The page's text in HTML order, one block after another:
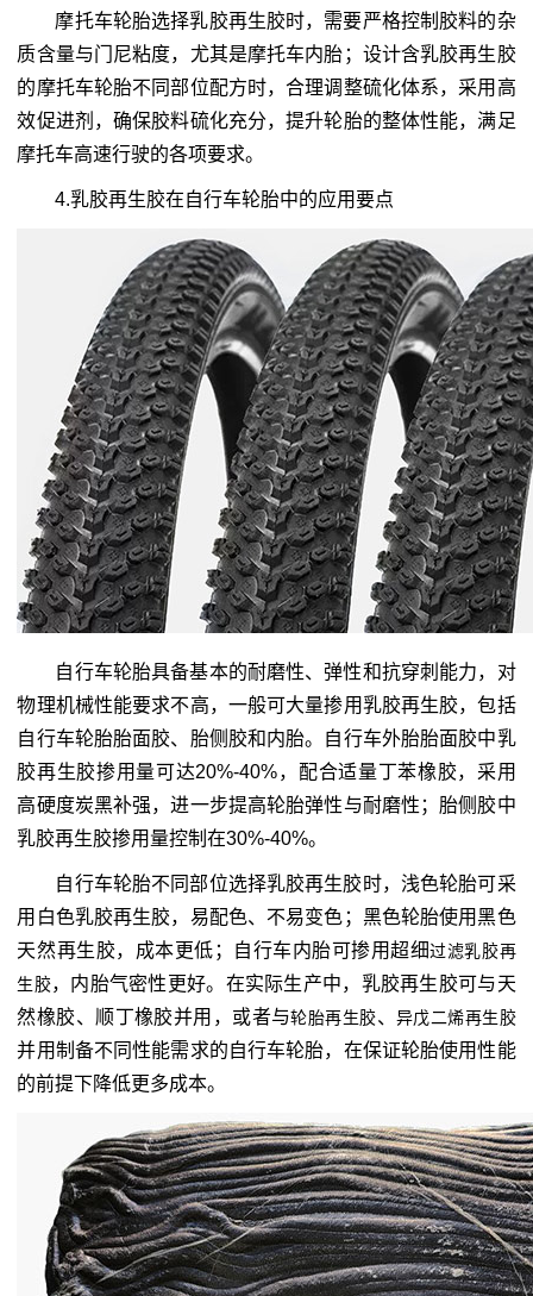
摩托车轮胎选择乳胶再生胶时，需要严格控制胶料的杂
质含量与门尼粘度，尤其是摩托车内胎；设计含乳胶再生胶
的摩托车轮胎不同部位配方时，合理调整硫化体系，采用高
效促进剂，确保胶料硫化充分，提升轮胎的整体性能，满足
摩托车高速行驶的各项要求。
4.乳胶再生胶在自行车轮胎中的应用要点
自行车轮胎具备基本的耐磨性、弹性和抗穿刺能力，对
物理机械性能要求不高，一般可大量掺用乳胶再生胶，包括
自行车轮胎胎面胶、胎侧胶和内胎。自行车外胎胎面胶中乳
胶再生胶掺用量可达20%-40%，配合适量丁苯橡胶，采用
高硬度炭黑补强，进一步提高轮胎弹性与耐磨性；胎侧胶中
乳胶再生胶掺用量控制在30%-40%。
自行车轮胎不同部位选择乳胶再生胶时，浅色轮胎可采
用白色乳胶再生胶，易配色、不易变色；黑色轮胎使用黑色
天然再生胶，成本更低；自行车内胎可掺用超细过滤乳胶再
生胶，内胎气密性更好。在实际生产中，乳胶再生胶可与天
然橡胶、顺丁橡胶并用，或者与轮胎再生胶、异戊二烯再生胶
并用制备不同性能需求的自行车轮胎，在保证轮胎使用性能
的前提下降低更多成本。